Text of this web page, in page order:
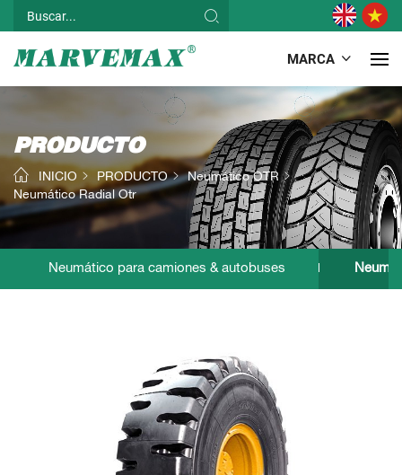
MARCA
PRODUCTO
INICIO PRODUCTO
Neumático OTR
Neumático Radial Otr
Neumático para camiones & autobuses